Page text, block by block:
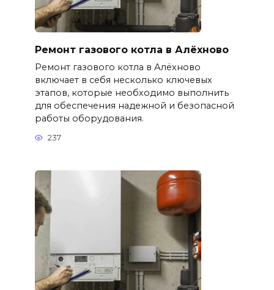
Ремонт газового котла в Алёхново
Ремонт газового котла в Алёхново
включает в себя несколько ключевых
этапов, которые необходимо выполнить
для обеспечения надежной и безопасной
работы оборудования.
237